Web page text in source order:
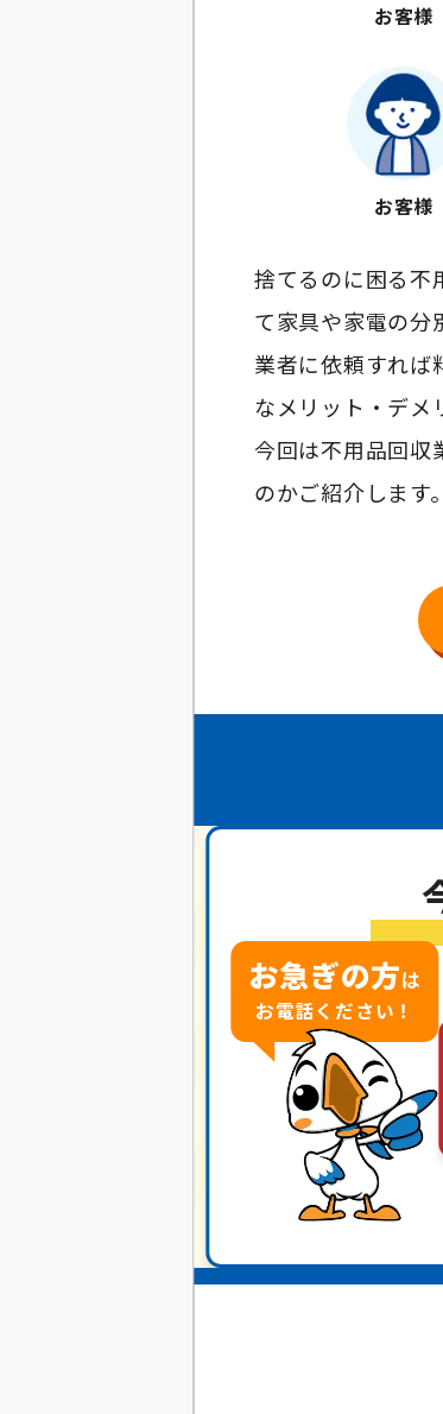
お客様
お客様
捨てるのに困る不
て家具や家電の分
業者に依頼すれば
なメリット・デメ
今回は不用品回収
のかご紹介します